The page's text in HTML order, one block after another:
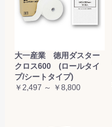
大一産業 徳用ダスター
クロス600 (ロールタイ
プ/シートタイプ)
￥2,497 ～ ￥8,800